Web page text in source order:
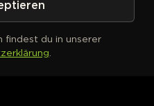
definiert
findest du in unserer